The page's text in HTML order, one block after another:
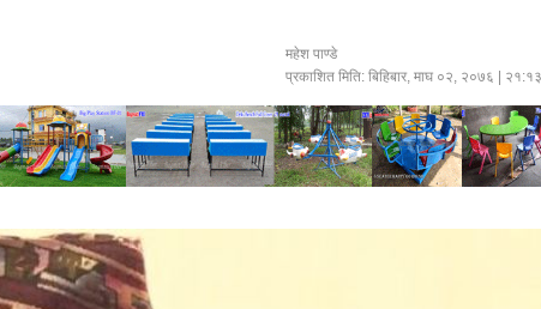
महेश पाण्डे
प्रकाशित मिति:बिहिबार, माघ ०२, २०७६ |